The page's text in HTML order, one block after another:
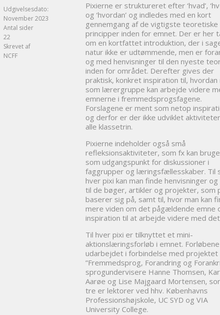
Udgivelsesdato:
November 2023
Antal sider
22
Skrevet af
NCFF
Pixierne er struktureret efter ‘hvad’,
og ‘hvordan’ og indledes med en kort
gennemgang af de vigtigste teoretiske
principper inden for emnet. Der er her
om en kortfattet introduktion, der i
natur ikke er udtømmende, men er
og med henvisninger til den nyeste
inden for området. Derefter gives der
praktisk, konkret inspiration til, hvordan
som lærergruppe kan arbejde videre
emnerne i fremmedsprogsfagene.
Forslagene er ment som netop
og derfor er der ikke udviklet
alle klassetrin.
Pixierne indeholder også små
refleksionsaktiviteter, som fx kan
som udgangspunkt for diskussioner i
faggrupper og læringsfællesskaber. Til
hver pixi kan man finde henvisninger og
til de bøger, artikler og projekter, som
baserer sig på, samt til, hvor man kan
mere viden om det pågældende emne
inspiration til at arbejde videre med
Til hver pixi er tilknyttet et mini-
aktionslæringsforløb i emnet.
udarbejdet i forbindelse med projektet
”Fremmedsprog, Forandring og
sprogundervisere Hanne Thomsen,
Aarøe og Lise Majgaard Mortensen,
tre er lektorer ved hhv. Københavns
Professionshøjskole, UC SYD og VIA
University College.